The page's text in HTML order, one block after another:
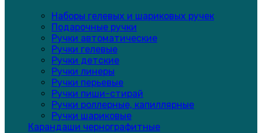
Наборы гелевых и шариковых ручек
Подарочные ручки
Ручки автоматические
Ручки гелевые
Ручки детские
Ручки линеры
Ручки перьевые
Ручки пиши-стирай
Ручки роллерные, капиллярные
Ручки шариковые
Карандаши чернографитные